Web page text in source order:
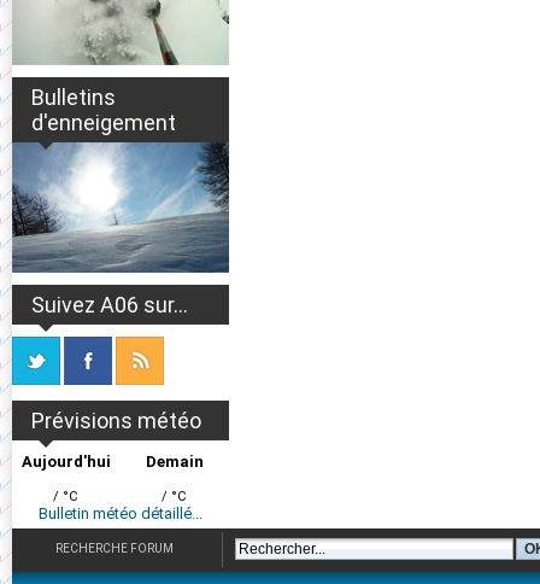
Bulletins
d'enneigement
Suivez A06 sur...
Prévisions météo
Aujourd'hui
/ °C
Demain
/ °C
Bulletin météo détaillé...
RECHERCHE FORUM